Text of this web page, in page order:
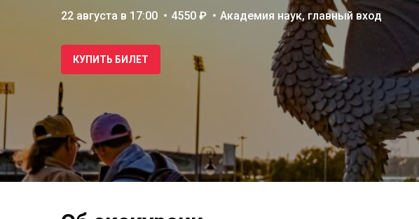
22 августа в 17:00 4550 ₽ Академия наук, главный вход
КУПИТЬ БИЛЕТ